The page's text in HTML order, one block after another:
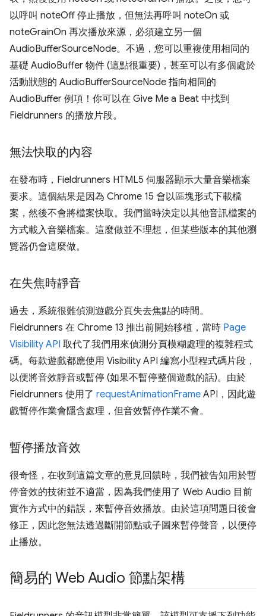
以呼叫 noteOff 停止播放，但無法再呼叫 noteOn 或
noteGrainOn 再次播放來源，必須建立另一個
AudioBufferSourceNode。不過，您可以重複使用相同的
基礎 AudioBuffer 物件 (這點很重要)，甚至可以有多個處於
活動狀態的 AudioBufferSourceNode 指向相同的
AudioBuffer 例項！你可以在 Give Me a Beat 中找到
Fieldrunners 的播放片段。
無法快取的內容
在發布時，Fieldrunners HTML5 伺服器顯示大量音樂檔案
要求。這個結果是因為 Chrome 15 會以區塊形式下載檔
案，然後不會將檔案快取。我們當時決定以其他音訊檔案的
方式載入音樂檔案。這麼做並不理想，但某些版本的其他瀏
覽器仍會這麼做。
在失焦時靜音
過去，系統很難偵測遊戲分頁失去焦點的時間。
Fieldrunners 在 Chrome 13 推出前開始移植，當時 Page
Visibility API 取代了我們用來偵測分頁模糊處理的複雜程式
碼。每款遊戲都應使用 Visibility API 編寫小型程式碼片段，
以便將音效靜音或暫停 (如果不暫停整個遊戲的話)。由於
Fieldrunners 使用了 requestAnimationFrame API，因此遊
戲暫停作業會隱含處理，但音效暫停作業不會。
暫停播放音效
很奇怪，在收到這篇文章的意見回饋時，我們被告知用於暫
停音效的技術並不適當，因為我們使用了 Web Audio 目前
實作方式中的錯誤，來暫停音效播放。由於這項問題日後會
修正，因此您無法透過斷開節點或子圖來暫停聲音，以便停
止播放。
簡易的 Web Audio 節點架構